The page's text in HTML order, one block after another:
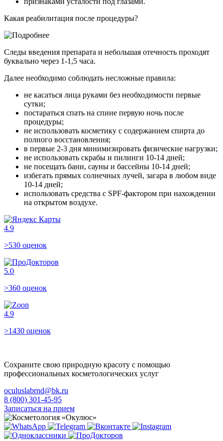
Какая реабилитация после процедуры?
Следы введения препарата и небольшая отечность проходят
буквально через 1-1,5 часа.
Далее необходимо соблюдать несложные правила:
не касаться лица руками без необходимости первые
сутки;
постараться спать на спине первую ночь после
процедуры;
не использовать косметику с содержанием спирта до
полного восстановления;
в первые 2-3 дня минимизировать физические нагрузки;
не использовать скрабы и пилинги 10-14 дней;
не посещать бани, сауны и бассейны 10-14 дней;
избегать прямых солнечных лучей, загара в любом виде
10-14 дней;
использовать средства с SPF-фактором при нахождении
на открытом воздухе.
4.9
>530 оценок
5.0
>360 оценок
4.9
>1430 оценок
Сохраните свою природную красоту с помощью
профессиональных косметологических услуг
oculuslabrnd@bk.ru
8 (800) 301-45-95
Записаться на прием